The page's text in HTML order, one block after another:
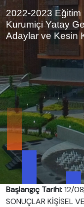
2022-2023 Eğitim
Kurumiçi Yatay
Adaylar ve Kesin
Başlangıç Tarihi:12/
SONUÇLAR KİŞİSEL